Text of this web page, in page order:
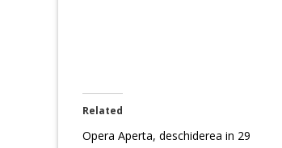
Related
Opera Aperta, deschiderea in 29